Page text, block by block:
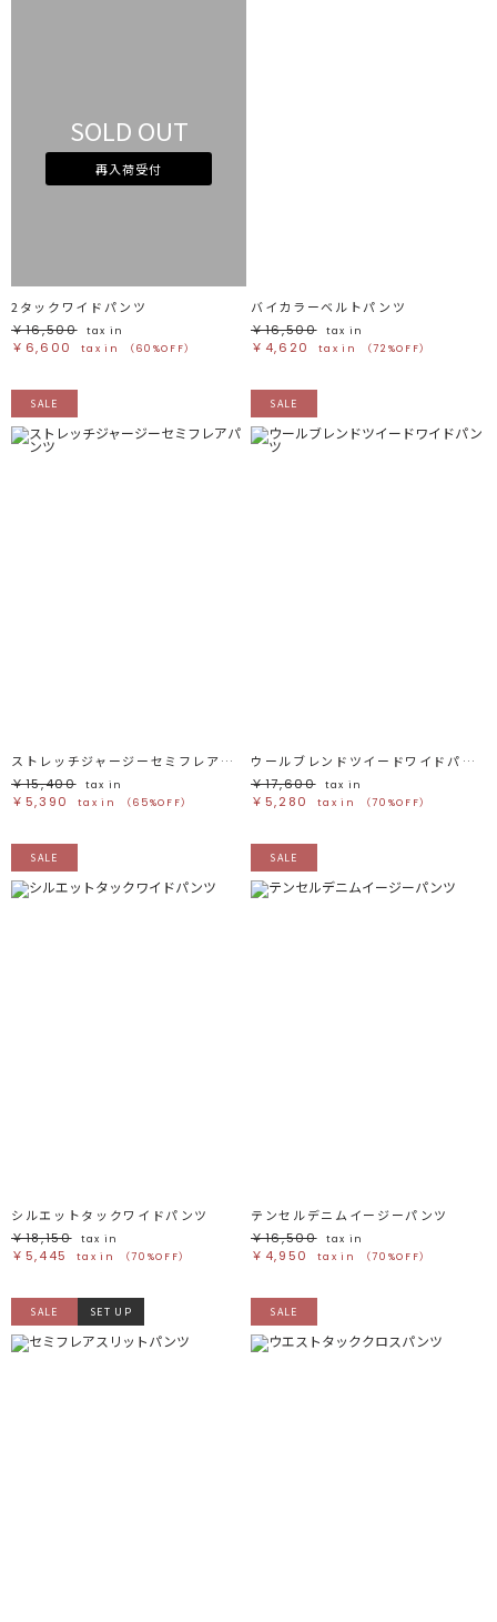
SOLD OUT
再入荷受付
2タックワイドパンツ
￥16,500
tax in
￥6,600 tax in （60%OFF）
バイカラーベルトパンツ
￥16,500
tax in
￥4,620 tax in （72%OFF）
SALE
ストレッチジャージーセミフレアパンツ
￥15,400
tax in
￥5,390 tax in （65%OFF）
SALE
ウールブレンドツイードワイドパンツ
￥17,600
tax in
￥5,280 tax in （70%OFF）
SALE
シルエットタックワイドパンツ
￥18,150
tax in
￥5,445 tax in （70%OFF）
SALE
テンセルデニムイージーパンツ
￥16,500
tax in
￥4,950 tax in （70%OFF）
SALE SET UP SALE